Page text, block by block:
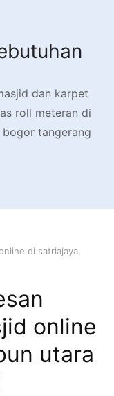
dan karpet
roll meteran di
tangerang
di satriajaya,
online
utara